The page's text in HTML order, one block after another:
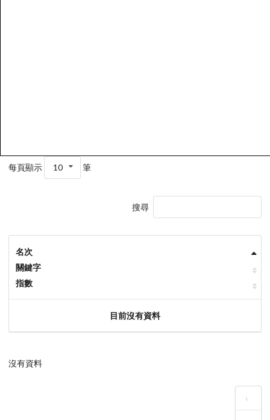
每頁顯示 10 筆
搜尋
名次
關鍵字
指數
目前沒有資料
沒有資料
‹